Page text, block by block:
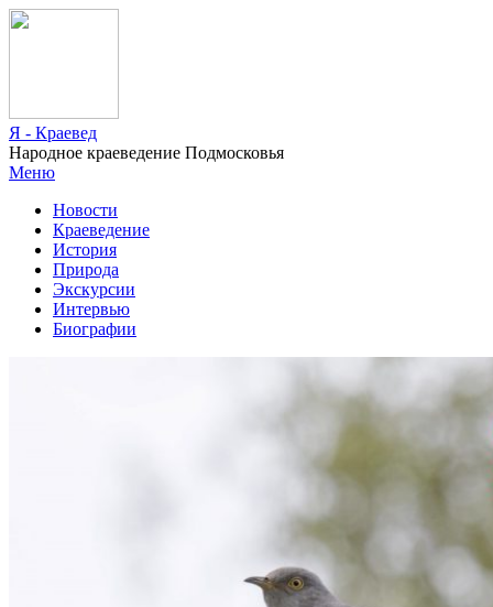
Я - Краевед
Народное краеведение Подмосковья
Меню
Новости
Краеведение
История
Природа
Экскурсии
Интервью
Биографии